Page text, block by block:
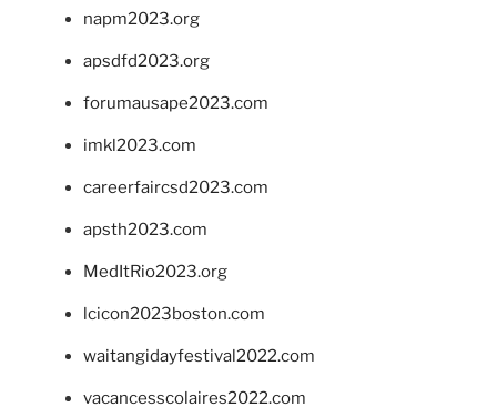
napm2023.org
apsdfd2023.org
forumausape2023.com
imkl2023.com
careerfaircsd2023.com
apsth2023.com
MedItRio2023.org
lcicon2023boston.com
waitangidayfestival2022.com
vacancesscolaires2022.com